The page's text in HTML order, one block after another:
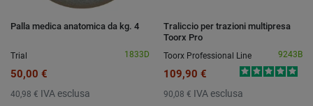
Palla medica anatomica da kg. 4
Trial 1833D
50,00 €
40,98 € IVA esclusa
Traliccio per trazioni multipresa
Toorx Pro
Toorx Professional Line
9243B
109,90 €
90,08 € IVA esclusa